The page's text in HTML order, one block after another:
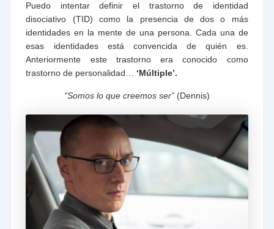
Puedo intentar definir el trastorno de identidad
disociativo (TID) como la presencia de dos o más
identidades en la mente de una persona. Cada una de
esas identidades está convencida de quién es.
Anteriormente este trastorno era conocido como
trastorno de personalidad… ‘Múltiple’.
“Somos lo que creemos ser” (Dennis)